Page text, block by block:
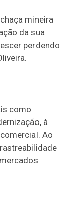
mineira
da sua
perdendo
como
à
Ao